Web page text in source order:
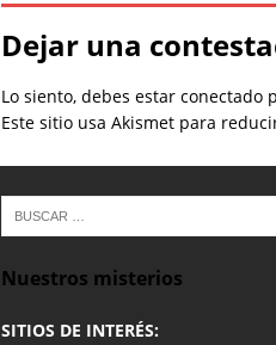
Dejar una
Lo siento, debes estar conectado
Este sitio usa Akismet para
Nuestros misterios
SITIOS DE INTERÉS: